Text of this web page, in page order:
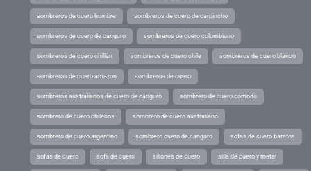
sombreros de cuero hombre sombreros de cuero de carpincho
sombreros de cuero de canguro sombreros de cuero colombiano
sombreros de cuero chillán sombreros de cuero chile sombreros de cuero blanco
sombreros de cuero amazon sombreros de cuero
sombreros australianos de cuero de canguro sombrero de cuero comodo
sombrero de cuero chilenos sombrero de cuero australiano
sombrero de cuero argentino sombrero cuero de canguro sofas de cuero baratos
sofas de cuero sofa de cuero sillones de cuero silla de cuero y metal